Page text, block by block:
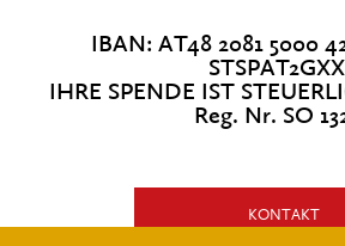
IBAN: AT48 2081 5000
IHRE SPENDE IST
Reg. Nr. SO
KONTAKT